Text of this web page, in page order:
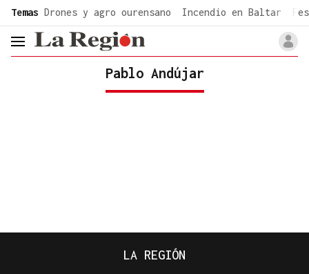
Temas Drones y agro ourensano Incendio en Baltar
header.menu.open
Pablo Andújar
LA REGIÓN